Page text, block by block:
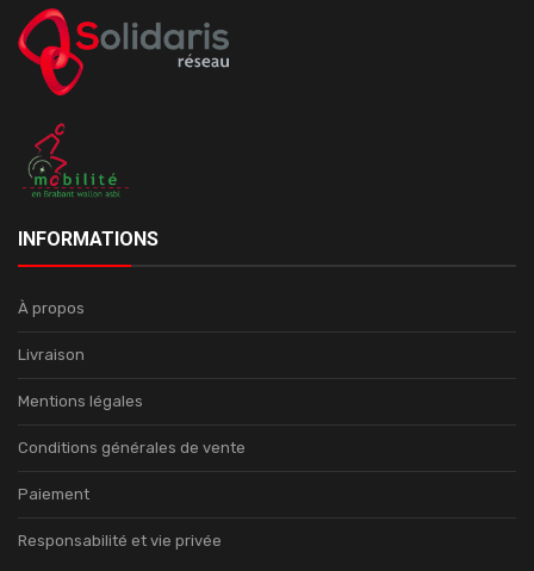
INFORMATIONS
À propos
Livraison
Mentions légales
Conditions générales de vente
Paiement
Responsabilité et vie privée